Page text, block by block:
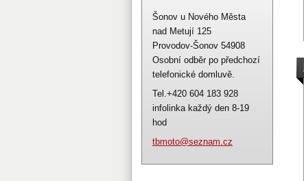
Šonov u Nového Města
nad Metují 125
Provodov-Šonov 54908
Osobní odběr po předchozí
telefonické domluvě.
Tel.+420 604 183 928
infolinka každý den 8-19
hod
tbmoto@seznam.cz